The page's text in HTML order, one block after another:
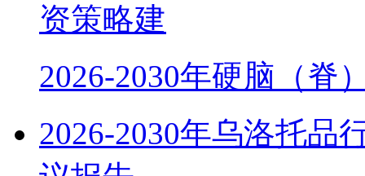
资策略建
2026-2030年硬脑（脊
2026-2030年乌洛托品